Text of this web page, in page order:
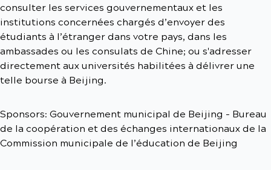
consulter les services gouvernementaux et les
institutions concernées chargés d’envoyer des
étudiants à l’étranger dans votre pays, dans les
ambassades ou les consulats de Chine; ou s'adresser
directement aux universités habilitées à délivrer une
telle bourse à Beijing.
Sponsors: Gouvernement municipal de Beijing - Bureau
de la coopération et des échanges internationaux de la
Commission municipale de l’éducation de Beijing